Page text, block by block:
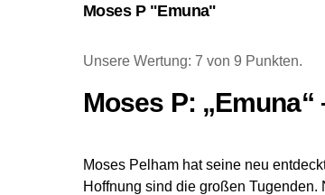
Moses P "Emuna"
Unsere Wertung: 7 von 9 Punkten.
Moses P:
Moses Pelham hat seine neu
Hoffnung sind die großen Tugenden.